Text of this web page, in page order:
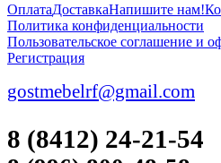
ОплатаДоставкаНапишите нам!
Политика конфиденциальности
Пользовательское соглашение и
Регистрация
gostmebelrf@gmail.com
8 (8412) 24-21-54